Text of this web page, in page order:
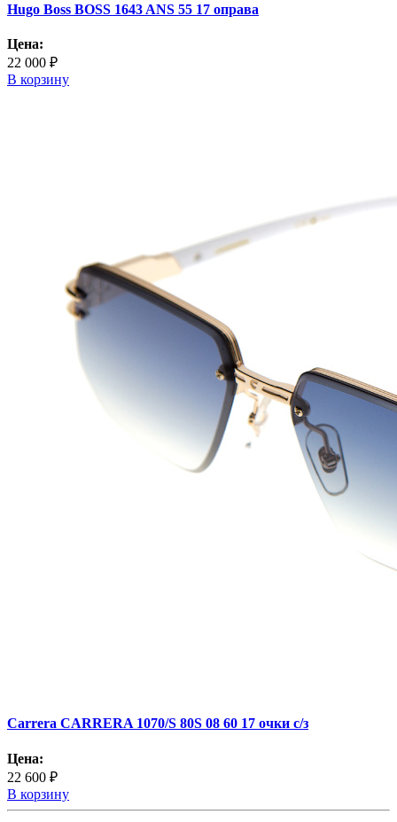
Hugo Boss BOSS 1643 ANS 55 17 оправа
Цена:
22 000 ₽
В корзину
Carrera CARRERA 1070/S 80S 08 60 17 очки с/з
Цена:
22 600 ₽
В корзину